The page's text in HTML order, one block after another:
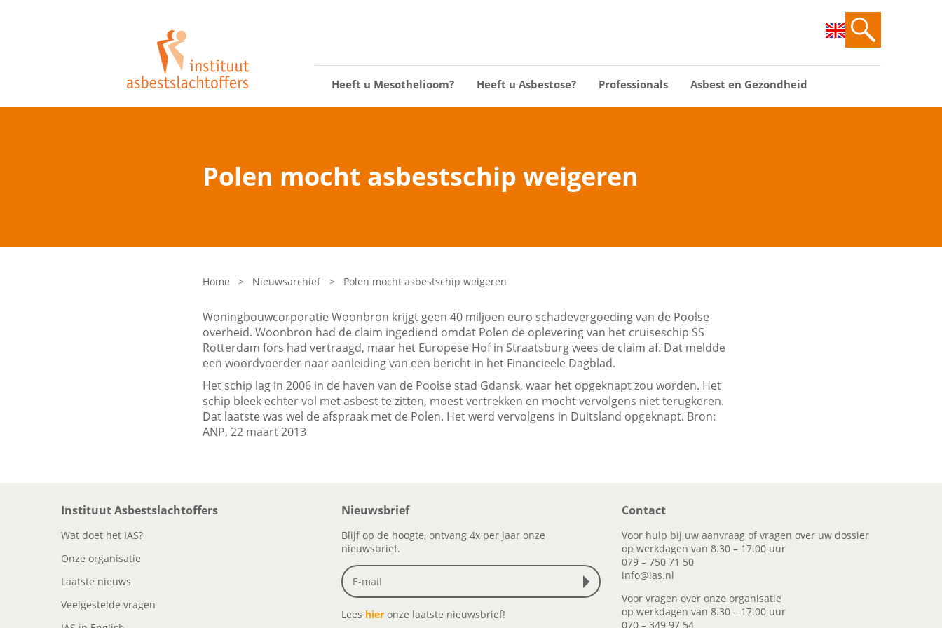
Heeft u Mesothelioom? Heeft u Asbestose? Professionals Asbest en Gezondheid
Polen mocht asbestschip weigeren
Home > Nieuwsarchief > Polen mocht asbestschip weigeren
Woningbouwcorporatie Woonbron krijgt geen 40 miljoen euro schadevergoeding van de Poolse
overheid. Woonbron had de claim ingediend omdat Polen de oplevering van het cruiseschip SS
Rotterdam fors had vertraagd, maar het Europese Hof in Straatsburg wees de claim af. Dat meldde
een woordvoerder naar aanleiding van een bericht in het Financieele Dagblad.
Het schip lag in 2006 in de haven van de Poolse stad Gdansk, waar het opgeknapt zou worden. Het
schip bleek echter vol met asbest te zitten, moest vertrekken en mocht vervolgens niet terugkeren.
Dat laatste was wel de afspraak met de Polen. Het werd vervolgens in Duitsland opgeknapt. Bron:
ANP, 22 maart 2013
Instituut Asbestslachtoffers
Wat doet het IAS?
Onze organisatie
Laatste nieuws
Veelgestelde vragen
Nieuwsbrief
Blijf op de hoogte, ontvang 4x per jaar onze
nieuwsbrief.
Lees hier onze laatste nieuwsbrief!
Contact
Voor hulp bij uw aanvraag of vragen over uw dossier
op werkdagen van 8.30 – 17.00 uur
079 – 750 71 50
info@ias.nl
Voor vragen over onze organisatie
op werkdagen van 8.30 – 17.00 uur
070 – 349 97 54